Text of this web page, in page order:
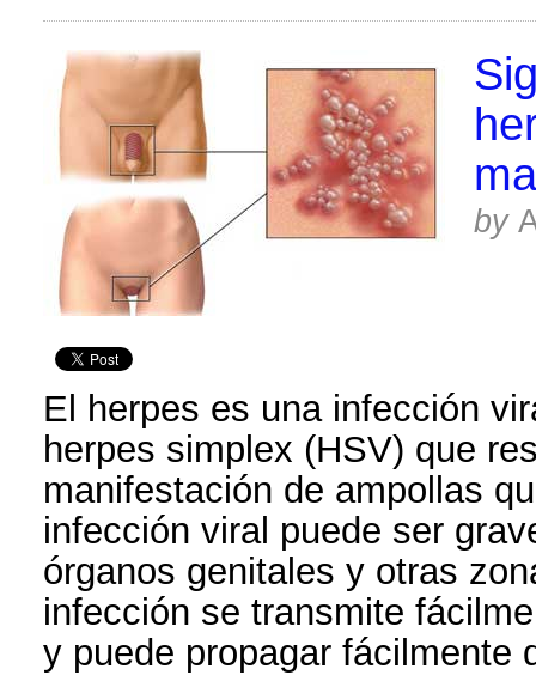
by
El herpes es una infección
herpes simplex (HSV) que
manifestación de ampollas
infección viral puede ser
órganos genitales y otras
infección se transmite
y puede propagar